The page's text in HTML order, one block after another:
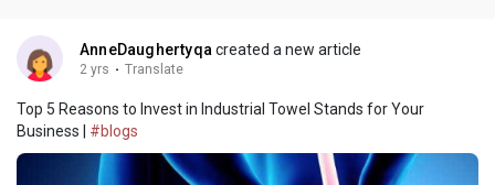
AnneDaughertyqacreated a new article
2 yrs · Translate
Top 5 Reasons to Invest in Industrial Towel Stands for Your
Business | #blogs